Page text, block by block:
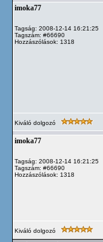
imoka77
Tagság: 2008-12-14 16:21:25
Tagszám: #66690
Hozzászólások: 1318
Kiváló dolgozó
imoka77
Tagság: 2008-12-14 16:21:25
Tagszám: #66690
Hozzászólások: 1318
Kiváló dolgozó